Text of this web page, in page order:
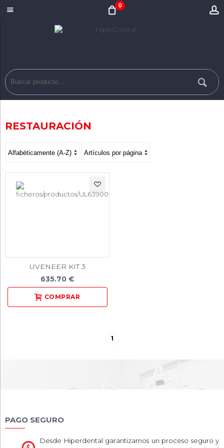
0
RESTAURACIÓN
UVENEER KIT 3
635.70 €
1
PAGO SEGURO
Desde Hiperdental garantizamos un proceso seguro y